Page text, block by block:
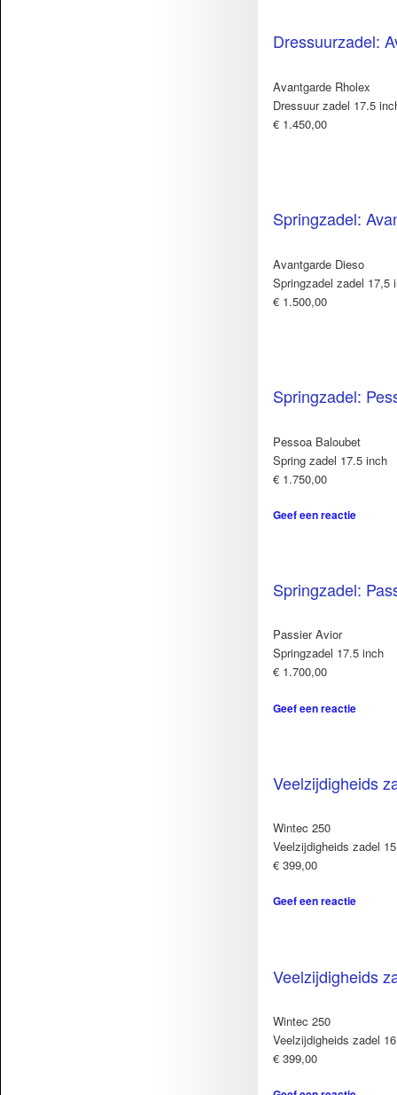
Dressuurzadel:
Avantgarde Rholex
Dressuur zadel 17.5
€ 1.450,00
Springzadel:
Avantgarde Dieso
Springzadel zadel 17,5
€ 1.500,00
Springzadel:
Pessoa Baloubet
Spring zadel 17.5 inch
€ 1.750,00
Geef een reactie
Springzadel:
Passier Avior
Springzadel 17.5 inch
€ 1.700,00
Geef een reactie
Veelzijdigheids
Wintec 250
Veelzijdigheids zadel
€ 399,00
Geef een reactie
Veelzijdigheids
Wintec 250
Veelzijdigheids zadel
€ 399,00